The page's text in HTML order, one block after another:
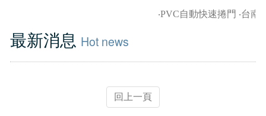
實績介紹-扇型門自動開門機
最新消息
PVC自動快速捲門‧ 台南
最新消息 Hot news
回上一頁